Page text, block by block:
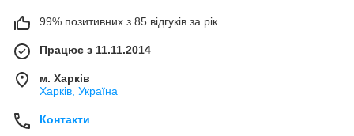
99% позитивних з 85 відгуків за рік
Працює з 11.11.2014
м. Харків
Харків, Україна
Контакти